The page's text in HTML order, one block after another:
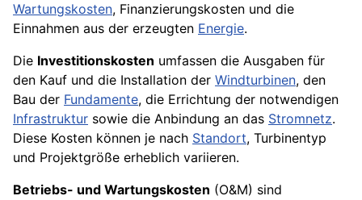
Wartungskosten, Finanzierungskosten und die
Einnahmen aus der erzeugten Energie.
Die Investitionskosten umfassen die Ausgaben für
den Kauf und die Installation der Windturbinen, den
Bau der Fundamente, die Errichtung der notwendigen
Infrastruktur sowie die Anbindung an das Stromnetz.
Diese Kosten können je nach Standort, Turbinentyp
und Projektgröße erheblich variieren.
Betriebs- und Wartungskosten (O&M) sind